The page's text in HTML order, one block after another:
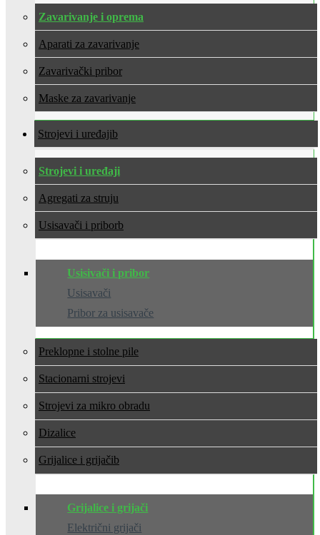
Zavarivanje i oprema
Aparati za zavarivanje
Zavarivački pribor
Maske za zavarivanje
Strojevi i uređaji
Strojevi i uređaji
Agregati za struju
Usisavači i pribor
Usisivači i pribor
Usisavači
Pribor za usisavače
Preklopne i stolne pile
Stacionarni strojevi
Strojevi za mikro obradu
Dizalice
Grijalice i grijači
Grijalice i grijači
Električni grijači